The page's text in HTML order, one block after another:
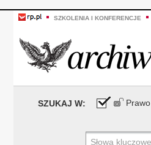
SZKOLENIA I KONFERENCJE
SZUKAJ W: Prawo